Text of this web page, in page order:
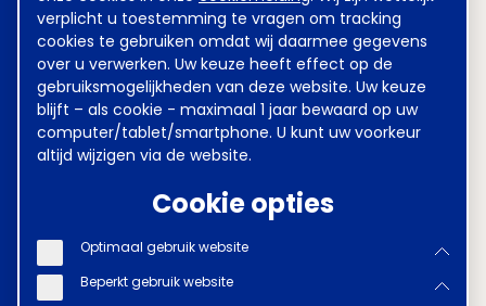
verplicht u toestemming te vragen om tracking
cookies te gebruiken omdat wij daarmee gegevens
over u verwerken. Uw keuze heeft effect op de
gebruiksmogelijkheden van deze website. Uw keuze
blijft – als cookie - maximaal 1 jaar bewaard op uw
computer/tablet/smartphone. U kunt uw voorkeur
altijd wijzigen via de website.
Cookie opties
Optimaal gebruik website
Beperkt gebruik website